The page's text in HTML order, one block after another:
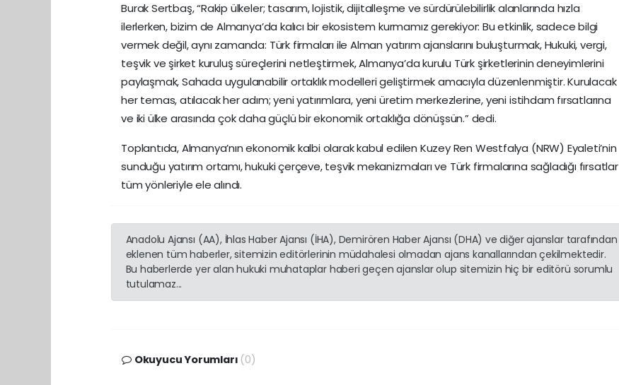
Burak Sertbaş, “Rakip ülkeler; tasarım, lojistik, dijitalleşme ve sürdürülebilirlik alanlarında hızla
ilerlerken, bizim de Almanya’da kalıcı bir ekosistem kurmamız gerekiyor: Bu etkinlik, sadece bilgi
vermek değil, aynı zamanda: Türk firmaları ile Alman yatırım ajanslarını buluşturmak, Hukuki, vergi,
teşvik ve şirket kuruluş süreçlerini netleştirmek, Almanya’da kurulu Türk şirketlerinin deneyimlerini
paylaşmak, Sahada uygulanabilir ortaklık modelleri geliştirmek amacıyla düzenlenmiştir. Kurulacak
her temas, atılacak her adım; yeni yatırımlara, yeni üretim merkezlerine, yeni istihdam fırsatlarına
ve iki ülke arasında çok daha güçlü bir ekonomik ortaklığa dönüşsün.” dedi.
Toplantıda, Almanya’nın ekonomik kalbi olarak kabul edilen Kuzey Ren Westfalya (NRW) Eyaleti’nin
sunduğu yatırım ortamı, hukuki çerçeve, teşvik mekanizmaları ve Türk firmalarına sağladığı fırsatlar
tüm yönleriyle ele alındı.
Anadolu Ajansı (AA), İhlas Haber Ajansı (İHA), Demirören Haber Ajansı (DHA) ve diğer ajanslar tarafından
eklenen tüm haberler, sitemizin editörlerinin müdahalesi olmadan ajans kanallarından çekilmektedir.
Bu haberlerde yer alan hukuki muhataplar haberi geçen ajanslar olup sitemizin hiç bir editörü sorumlu
tutulamaz...
Okuyucu Yorumları (0)